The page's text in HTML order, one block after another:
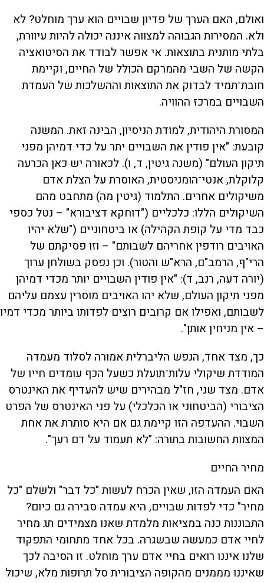
ואולם, האם הערך של פדיון שבויים הוא ערך מוחלט? לא
ולא. המסירות הגבוהה למצווה איננה יכולה להיות עיוורת,
בלתי מותנית בתוצאות. אי אפשר לבודד את הסיטואציה
הקשה של השבי מהמרקם הכולל של החיים, וקיימת
חובת־תמיד לבדוק את התוצאות וההשלכות של העמדת
השבויים במרכז ההוויה.
המסורת היהודית, למודת הניסיון, הבינה זאת. המשנה
קובעת: "אין פודין את השבויים יתר על כדי דמיהן מפני
תיקון העולם" (משנה גיטין, ד, ו). לכאורה יש כאן הכרעה
קלוקלת, אנטי־הומניסטית, האוסרת על הצלת אדם
משיקולים אחרים. התלמוד (גיטין מה) מתחבט מהם
השיקולים הללו: כלכליים ("דוחקא דציבורא" – נטל כספי
כבד מדי על קופת הקהילה) או ביטחוניים ("שלא יהיו
האויבים רודפין אחריהם לשבותם" – וזו פסיקתם של
הרי"ף, הרמב"ם, הרא"ש והטור). וכן נפסק בשולחן ערוך
(יורה דעה, רנב, ד): "אין פודין השבויים יותר מכדי דמיהן
מפני תיקון העולם, שלא יהו האויבים מוסרין עצמם עליהם
לשבותם, ואפילו אם קרובים רוצים לפדותו ביותר מכדי דמיו
– אין מניחין אותן".
כך, מצד אחד, הנפש הליברלית אמורה לסלוד מעמדה
המודדת שיקולי עלות־תועלת כשעל הכף עומדים חייו של
אדם. מצד שני, חז"ל מבהירים שיש להעדיף את האינטרס
הציבורי (הביטחוני או הכלכלי) על פני האינטרס של הפרט
השבוי. ההעדפה הזו קיימת גם אם היא סותרת את אחת
המצוות החשובות בתורה: "לא תעמוד על דם רעך".
מחיר החיים
האם העמדה הזו, שאין הכרח לעשות "כל דבר" ולשלם "כל
מחיר" כדי לפדות שבויים, היא עמדה סבירה גם כיום?
התבוננות כנה במציאות מלמדת שאנו מצמידים תג מחיר
לחיי אדם כמעשה שבשגרה. בכל אחד מתחומי התפקוד
שלנו איננו רואים בחיי אדם ערך מוחלט. זו הסיבה לכך
שאיננו מממנים מהקופה הציבורית סל תרופות מלא, שיכול